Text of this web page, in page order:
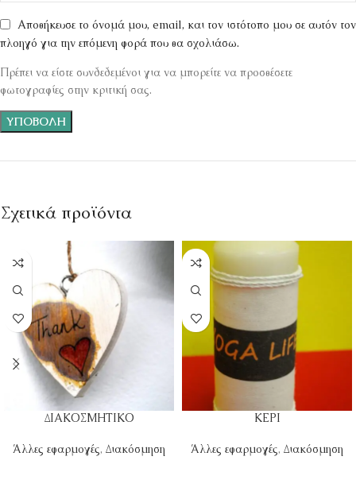
Αποθήκευσε το όνομά μου, email, και τον ιστότοπο μου σε αυτόν τον
πλοηγό για την επόμενη φορά που θα σχολιάσω.
Πρέπει να είστε συνδεδεμένοι για να μπορείτε να προσθέσετε
φωτογραφίες στην κριτική σας.
Σχετικά προϊόντα
ΔΙΑΚΟΣΜΗΤΙΚΟ
Άλλες εφαρμογές, Διακόσμηση
ΚΕΡΙ
Άλλες εφαρμογές, Διακόσμηση